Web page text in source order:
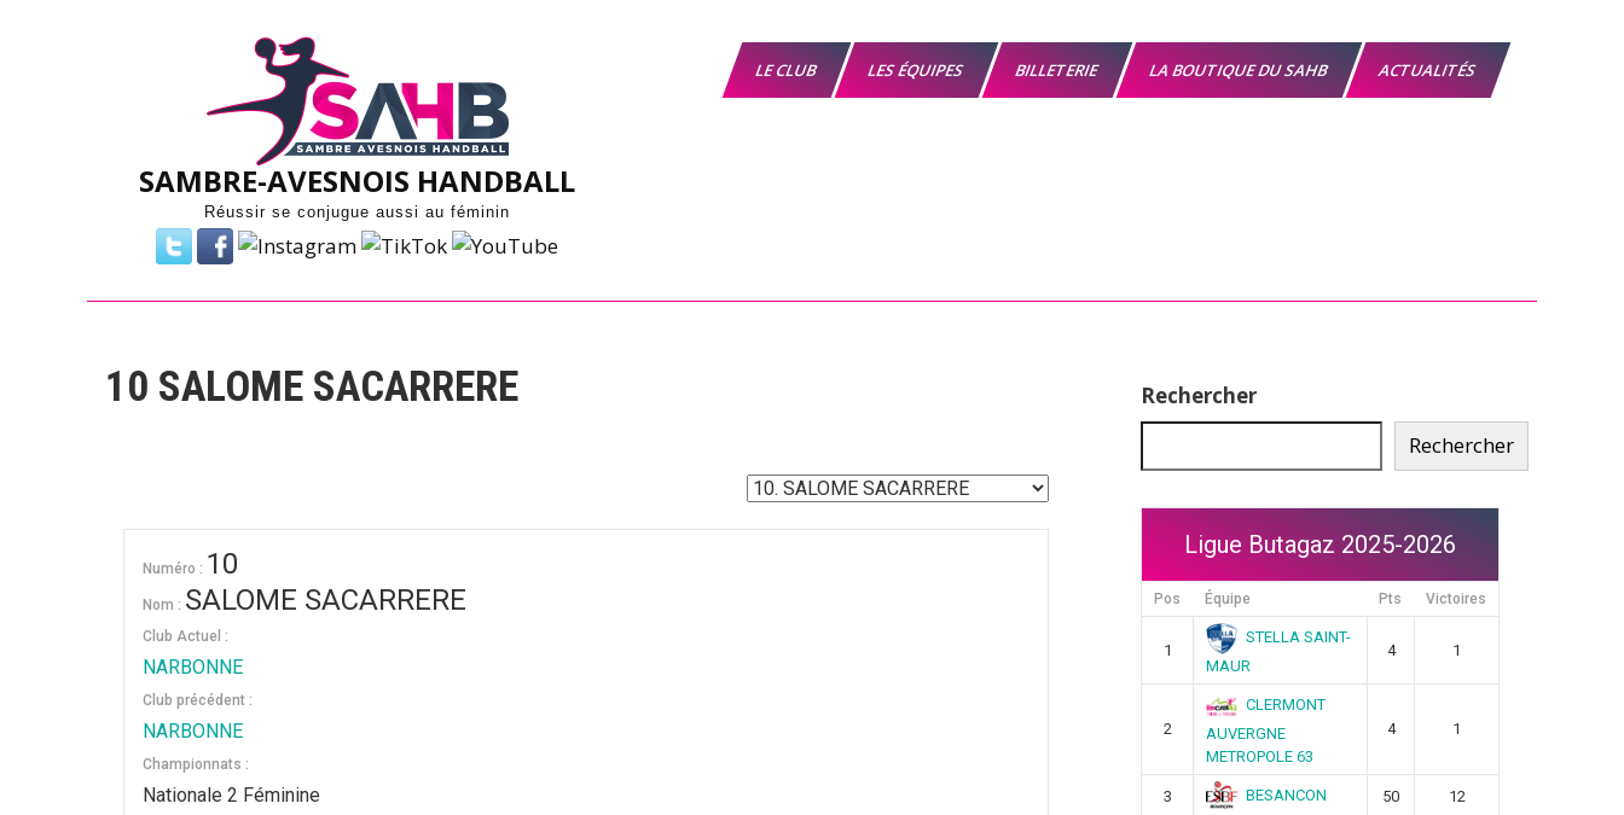
SAMBRE-AVESNOIS HANDBALL
Réussir se conjugue aussi au féminin
LE CLUB LES ÉQUIPES BILLETERIE LA BOUTIQUE DU SAHB ACTUALITÉS
10 SALOME SACARRERE
Numéro : 10
Nom : SALOME SACARRERE
Club Actuel :
NARBONNE
Club précédent :
NARBONNE
Championnats :
Nationale 2 Féminine
Rechercher
Rechercher
Ligue Butagaz 2025-2026
Pos Équipe Pts Victoires
1
STELLA SAINT-
MAUR
4 1
2
CLERMONT
AUVERGNE
METROPOLE 63
4 1
3 BESANCON 50 12